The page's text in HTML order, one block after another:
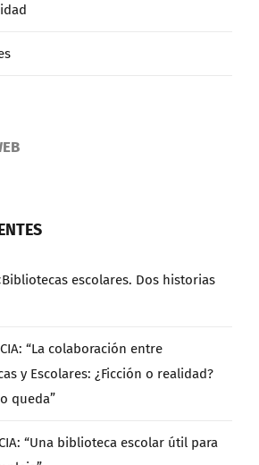
escolares. Dos historias
“La colaboración entre
y Escolares: ¿Ficción o realidad?
queda”
“Una biblioteca escolar útil para